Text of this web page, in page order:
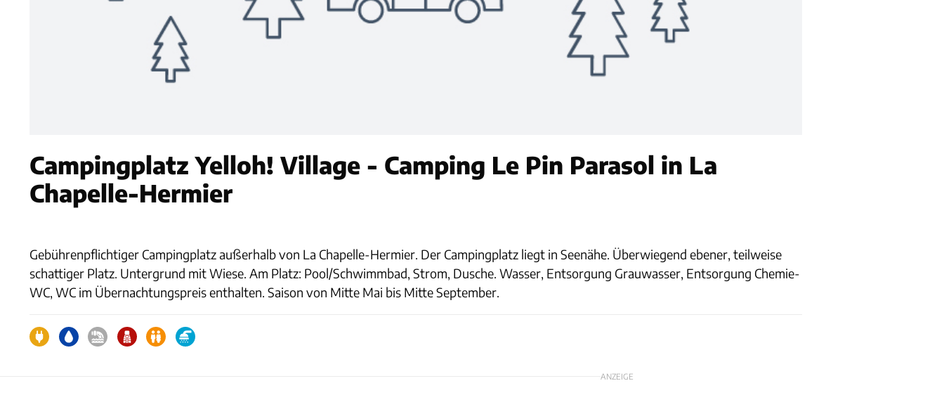
Campingplatz Yelloh! Village - Camping Le Pin Parasol in La
Chapelle-Hermier
Gebührenpflichtiger Campingplatz außerhalb von La Chapelle-Hermier. Der Campingplatz liegt in Seenähe. Überwiegend ebener, teilweise
schattiger Platz. Untergrund mit Wiese. Am Platz: Pool/Schwimmbad, Strom, Dusche. Wasser, Entsorgung Grauwasser, Entsorgung Chemie-
WC, WC im Übernachtungspreis enthalten. Saison von Mitte Mai bis Mitte September.
ANZEIGE